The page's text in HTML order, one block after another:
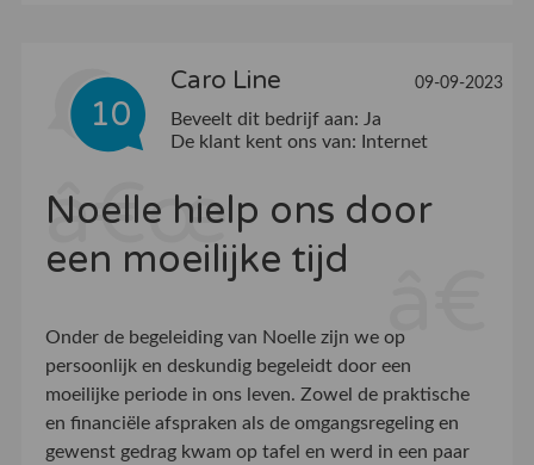
10
Caro Line 09-09-2023
Beveelt dit bedrijf aan: Ja
De klant kent ons van:
Internet
Noelle hielp ons door
een moeilijke tijd
Onder de begeleiding van Noelle zijn we op
persoonlijk en deskundig begeleidt door een
moeilijke periode in ons leven. Zowel de praktische
en financiële afspraken als de omgangsregeling en
gewenst gedrag kwam op tafel en werd in een paar